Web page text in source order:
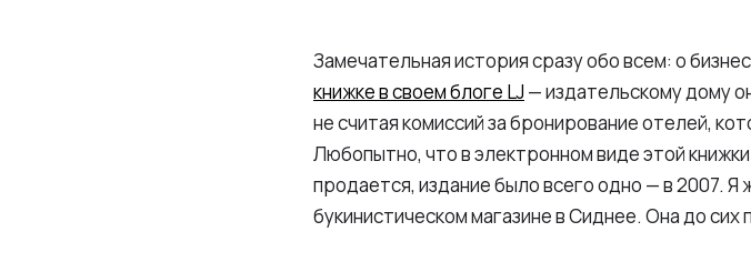
Замечательная история сразу обо всем: о
книжке в своем блоге LJ — издательскому дому
не считая комиссий за бронирование отелей,
Любопытно, что в электронном виде этой
продается, издание было всего одно — в 2007. Я
букинистическом магазине в Сиднее. Она до сих